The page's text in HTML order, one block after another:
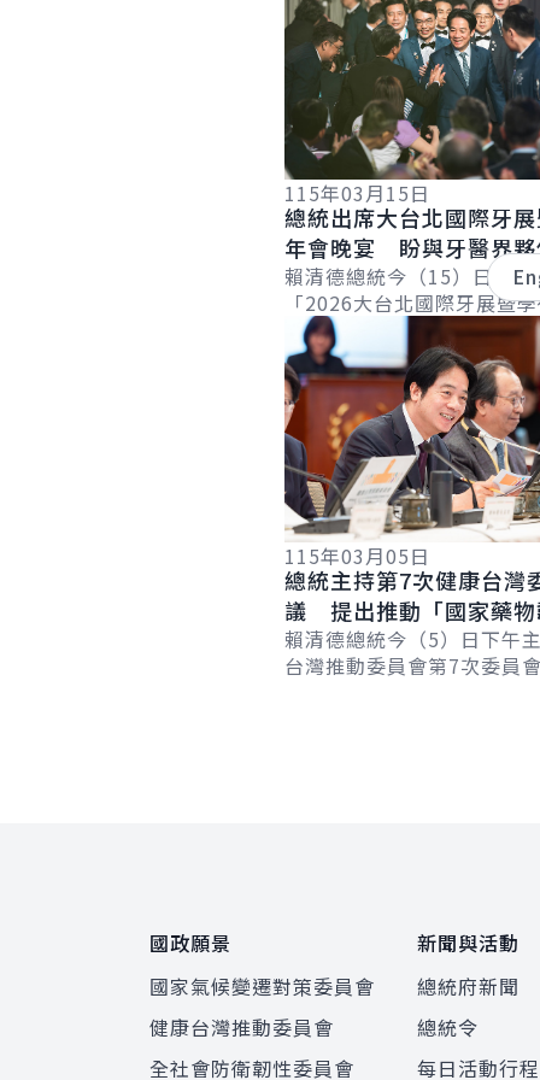
115年03月15日
總統出席大台北國際牙
年會晚宴 盼與牙醫界夥
朝全民健康的目標邁進
賴清德總統今（15）日晚間
「2026大台北國際牙展暨
宴」，肯定牙醫界長期投
民眾的精神，期盼未來與牙
共同努力，...
詳細內容
115年03月05日
總統主持第7次健康台灣
議 提出推動「國家藥物
備計畫」 強化藥品供應
賴清德總統今（5）日下午
台灣推動委員會第7次委員
國政願景
國家氣候變遷對策委員會
健康台灣推動委員會
全社會防衛韌性委員會
新聞與活動
總統府新聞
總統令
每日活動行程